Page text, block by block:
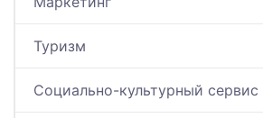
Туризм
Социально-культурный сервис